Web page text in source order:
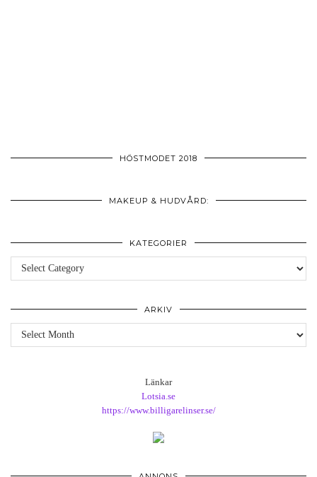
HÖSTMODET 2018
MAKEUP & HUDVÅRD:
KATEGORIER
Kategorier
ARKIV
Arkiv
Länkar
Lotsia.se
https://www.billigarelinser.se/